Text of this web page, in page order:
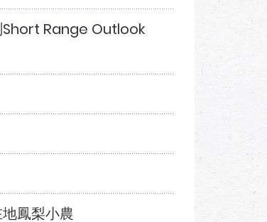
Short Range Outlook
鳳梨小農